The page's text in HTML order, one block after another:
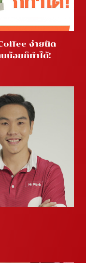
ง่ายนิด
น้อยก็ทำได้!